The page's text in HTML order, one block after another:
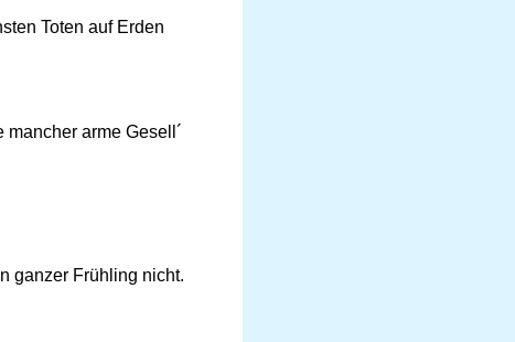
Toten auf Erden
arme Gesell´
ganzer Frühling nicht.